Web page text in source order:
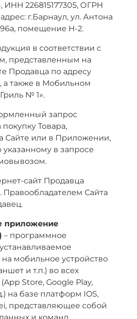
ИНН 226815177305, ОГРН
адрес: г.Барнаул, ул. Антона
помещение Н-2.
в соответствии с
представленным на
Продавца по адресу
, а также в Мобильном
№ 1».
запрос
Товара,
Сайте или в Приложении,
указанному в запросе
сайт Продавца
. Правообладателем Сайта
приложение
– программное
мобильное устройство
и т.п.) во всех
Store, Google Play,
на базе платформ IOS,
представляющее собой